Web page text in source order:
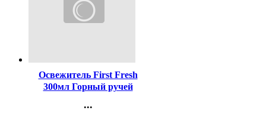
Освежитель First Fresh
300мл Горный ручей
...